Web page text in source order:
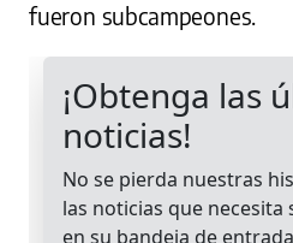
fueron subcampeones.